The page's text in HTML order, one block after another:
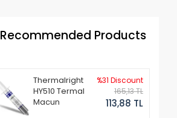
Recommended Products
Thermalright
HY510 Termal
Macun
%31 Discount
165,13 TL
113,88 TL